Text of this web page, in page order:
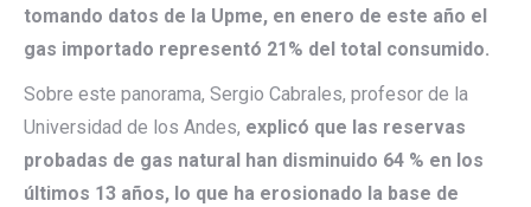
tomando datos de la Upme, en enero de este año el
gas importado representó 21% del total consumido.
Sobre este panorama, Sergio Cabrales, profesor de la
Universidad de los Andes, explicó que las reservas
probadas de gas natural han disminuido 64 % en los
últimos 13 años, lo que ha erosionado la base de